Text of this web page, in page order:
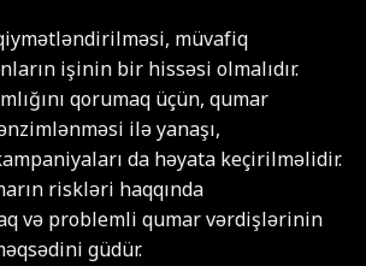
müvafiq
işinin bir hissəsi olmalıdır.
qorumaq üçün, qumar
ilə yanaşı,
da həyata keçirilməlidir.
riskləri haqqında
və problemli qumar vərdişlərinin
güdür.